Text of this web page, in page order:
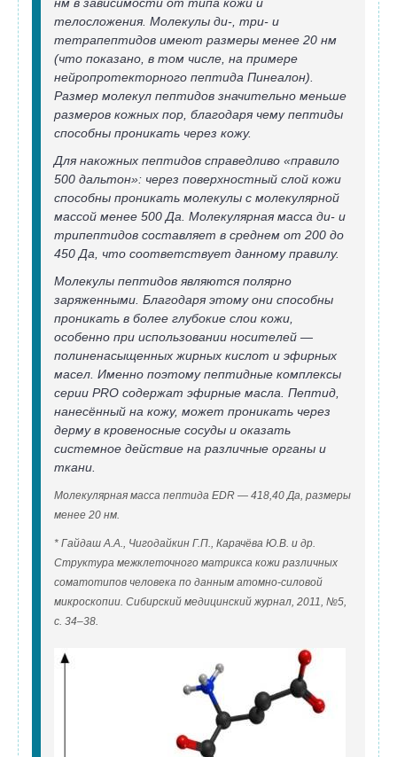
нм в зависимости от типа кожи и
телосложения. Молекулы ди-, три- и
тетрапептидов имеют размеры менее 20 нм
(что показано, в том числе, на примере
нейропротекторного пептида Пинеалон).
Размер молекул пептидов значительно меньше
размеров кожных пор, благодаря чему пептиды
способны проникать через кожу.
Для накожных пептидов справедливо «правило
500 дальтон»: через поверхностный слой кожи
способны проникать молекулы с молекулярной
массой менее 500 Да. Молекулярная масса ди- и
трипептидов составляет в среднем от 200 до
450 Да, что соответствует данному правилу.
Молекулы пептидов являются полярно
заряженными. Благодаря этому они способны
проникать в более глубокие слои кожи,
особенно при использовании носителей —
полиненасыщенных жирных кислот и эфирных
масел. Именно поэтому пептидные комплексы
серии PRO содержат эфирные масла. Пептид,
нанесённый на кожу, может проникать через
дерму в кровеносные сосуды и оказать
системное действие на различные органы и
ткани.
Молекулярная масса пептида EDR — 418,40 Да, размеры
менее 20 нм.
* Гайдаш А.А., Чигодайкин Г.П., Карачёва Ю.В. и др.
Структура межклеточного матрикса кожи различных
соматотипов человека по данным атомно-силовой
микроскопии. Сибирский медицинский журнал, 2011, №5,
с. 34–38.